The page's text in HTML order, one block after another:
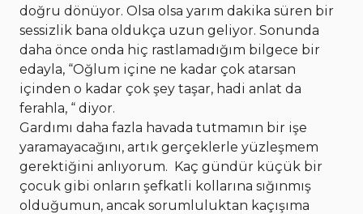
doğru dönüyor. Olsa olsa yarım dakika süren bir
sessizlik bana oldukça uzun geliyor. Sonunda
daha önce onda hiç rastlamadığım bilgece bir
edayla, “Oğlum içine ne kadar çok atarsan
içinden o kadar çok şey taşar, hadi anlat da
ferahla, “ diyor.
Gardımı daha fazla havada tutmamın bir işe
yaramayacağını, artık gerçeklerle yüzleşmem
gerektiğini anlıyorum. Kaç gündür küçük bir
çocuk gibi onların şefkatli kollarına sığınmış
olduğumun, ancak sorumluluktan kaçışıma